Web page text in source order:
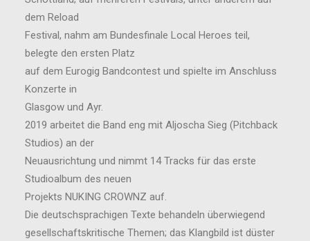
dem Reload
Festival, nahm am Bundesfinale Local Heroes teil,
belegte den ersten Platz
auf dem Eurogig Bandcontest und spielte im Anschluss
Konzerte in
Glasgow und Ayr.
2019 arbeitet die Band eng mit Aljoscha Sieg (Pitchback
Studios) an der
Neuausrichtung und nimmt 14 Tracks für das erste
Studioalbum des neuen
Projekts NUKING CROWNZ auf.
Die deutschsprachigen Texte behandeln überwiegend
gesellschaftskritische Themen; das Klangbild ist düster